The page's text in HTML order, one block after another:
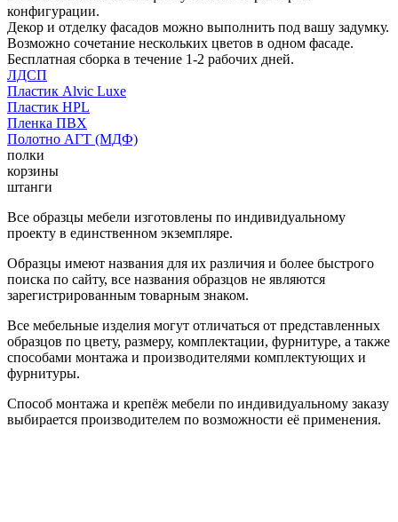
конфигурации.
Декор и отделку фасадов можно выполнить под вашу задумку.
Возможно сочетание нескольких цветов в одном фасаде.
Бесплатная сборка в течение 1-2 рабочих дней.
ЛДСП
Пластик Alvic Luxe
Пластик HPL
Пленка ПВХ
Полотно АГТ (МДФ)
полки
корзины
штанги
Все образцы мебели изготовлены по индивидуальному
проекту в единственном экземпляре.
Образцы имеют названия для их различия и более быстрого
поиска по сайту, все названия образцов не являются
зарегистрированным товарным знаком.
Все мебельные изделия могут отличаться от представленных
образцов по цвету, размеру, комплектации, фурнитуре, а также
способами монтажа и производителями комплектующих и
фурнитуры.
Способ монтажа и крепёж мебели по индивидуальному заказу
выбирается производителем по возможности её применения.